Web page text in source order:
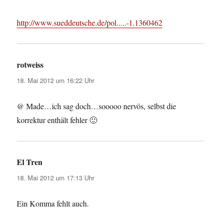
http://www.sueddeutsche.de/pol.....-1.1360462
rotweiss
18. Mai 2012 um 16:22 Uhr
@ Made…ich sag doch…sooooo nervös, selbst die
korrektur enthält fehler 🙂
El Tren
18. Mai 2012 um 17:13 Uhr
Ein Komma fehlt auch.